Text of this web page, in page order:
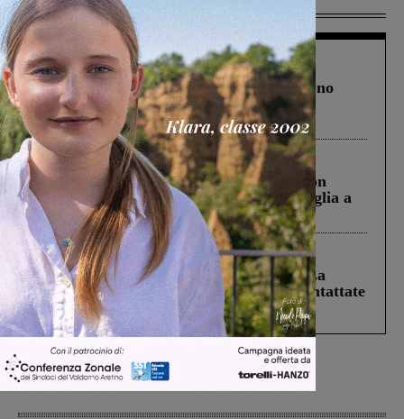
Cronaca 4 Agosto 2026
Un anno fa la strage in A1 in cui morirono
Gianni, Giulia e Franco. Lo schianto, il
processo, lo stop ai sorpassi fra tir....
Cronaca 3 Agosto 2026
Scomparso da una struttura di Castiglion
Fiorentino l’uomo che aveva ucciso la figlia a
Levane nel 2020
Cronaca 5 Agosto 2026
Continuano le ricerche di Miah Billal. La
Prefettura: “In caso di avvistamento contattate
il 112”